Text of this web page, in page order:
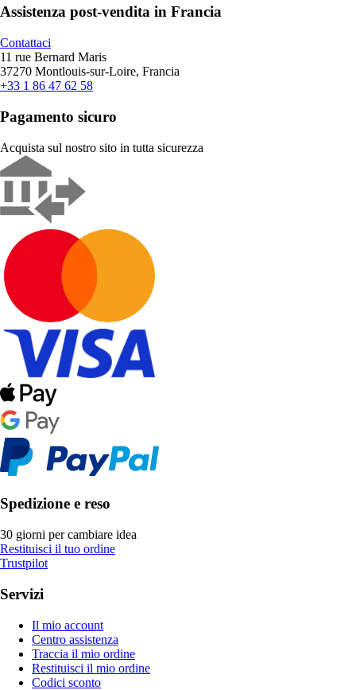
Assistenza post-vendita in Francia
Contattaci
11 rue Bernard Maris
37270 Montlouis-sur-Loire, Francia
+33 1 86 47 62 58
Pagamento sicuro
Acquista sul nostro sito in tutta sicurezza
Spedizione e reso
30 giorni per cambiare idea
Restituisci il tuo ordine
Trustpilot
Servizi
Il mio account
Centro assistenza
Traccia il mio ordine
Restituisci il mio ordine
Codici sconto